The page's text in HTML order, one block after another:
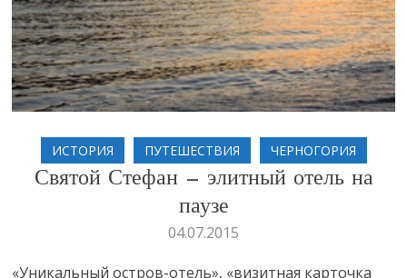
ИСТОРИЯ ПУТЕШЕСТВИЯ ЧЕРНОГОРИЯ
Святой Стефан — элитный отель на
паузе
04.07.2015
«Уникальный остров-отель», «визитная карточка